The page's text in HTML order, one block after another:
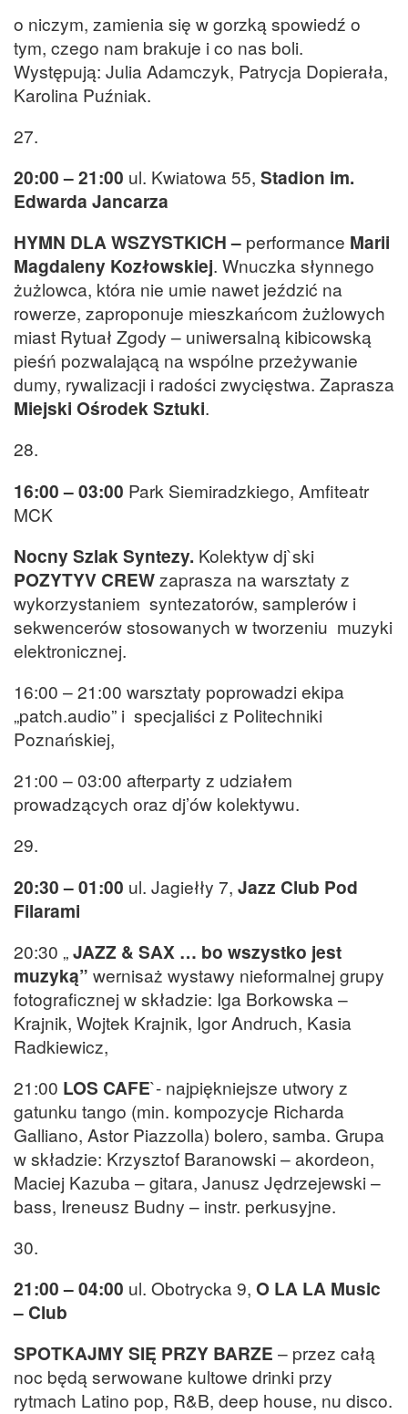
o niczym, zamienia się w gorzką spowiedź o
tym, czego nam brakuje i co nas boli.
Występują: Julia Adamczyk, Patrycja Dopierała,
Karolina Puźniak.
27.
20:00 – 21:00 ul. Kwiatowa 55, Stadion im.
Edwarda Jancarza
HYMN DLA WSZYSTKICH – performance Marii
Magdaleny Kozłowskiej. Wnuczka słynnego
żużlowca, która nie umie nawet jeździć na
rowerze, zaproponuje mieszkańcom żużlowych
miast Rytuał Zgody – uniwersalną kibicowską
pieśń pozwalającą na wspólne przeżywanie
dumy, rywalizacji i radości zwycięstwa. Zaprasza
Miejski Ośrodek Sztuki.
28.
16:00 – 03:00 Park Siemiradzkiego, Amfiteatr
MCK
Nocny Szlak Syntezy. Kolektyw dj`ski
POZYTYV CREWzaprasza na warsztaty z
wykorzystaniem syntezatorów, samplerów i
sekwencerów stosowanych w tworzeniu muzyki
elektronicznej.
16:00 – 21:00 warsztaty poprowadzi ekipa
„patch.audio” i specjaliści z Politechniki
Poznańskiej,
21:00 – 03:00 afterparty z udziałem
prowadzących oraz dj’ów kolektywu.
29.
20:30 – 01:00 ul. Jagiełły 7, Jazz Club Pod
Filarami
20:30 „JAZZ & SAX … bo wszystko jest
muzyką” wernisaż wystawy nieformalnej grupy
fotograficznej w składzie: Iga Borkowska –
Krajnik, Wojtek Krajnik, Igor Andruch, Kasia
Radkiewicz,
21:00 LOS CAFE`- najpiękniejsze utwory z
gatunku tango (min. kompozycje Richarda
Galliano, Astor Piazzolla) bolero, samba. Grupa
w składzie: Krzysztof Baranowski – akordeon,
Maciej Kazuba – gitara, Janusz Jędrzejewski –
bass, Ireneusz Budny – instr. perkusyjne.
30.
21:00 – 04:00 ul. Obotrycka 9, O LA LA Music
– Club
SPOTKAJMY SIĘ PRZY BARZE – przez całą
noc będą serwowane kultowe drinki przy
rytmach Latino pop, R&B, deep house, nu disco.